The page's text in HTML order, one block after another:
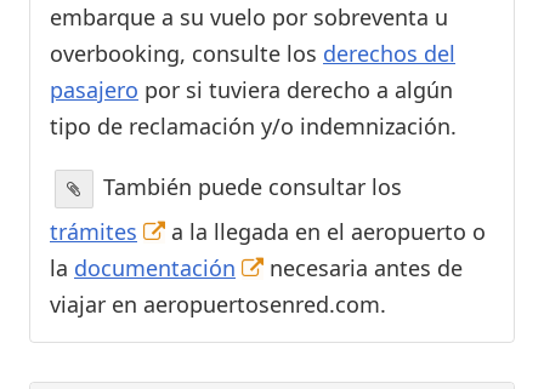
embarque a su vuelo por sobreventa u
overbooking, consulte los derechos del
pasajero por si tuviera derecho a algún
tipo de reclamación y/o indemnización.
También puede consultar los
trámites
a la llegada en el aeropuerto o
la documentación
necesaria antes de
viajar en aeropuertosenred.com.